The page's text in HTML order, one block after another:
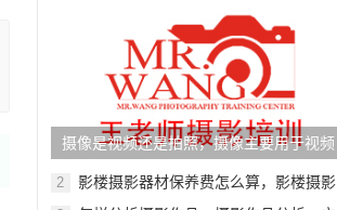
摄像是视频还是拍照，摄像主要用于视频
还是拍照？
2
影楼摄影器材保养费怎么算，影楼摄影